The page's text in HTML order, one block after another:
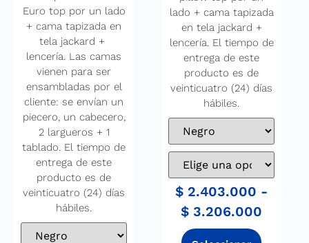
Euro top por un lado
+ cama tapizada en
tela jackard +
lencería. Las camas
vienen para ser
ensambladas por el
cliente: se envían un
piecero, un cabecero,
2 largueros + 1
tablado. El tiempo de
entrega de este
producto es de
veinticuatro (24) días
hábiles.
lado + cama tapizada
en tela jackard +
lencería. El tiempo de
entrega de este
producto es de
veinticuatro (24) días
hábiles.
$ 2.403.000 -
$ 3.206.000